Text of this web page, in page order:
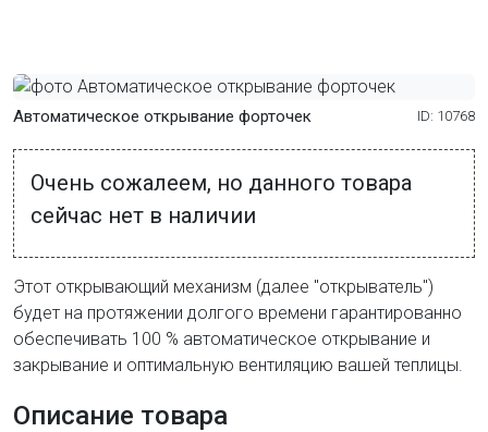
Автоматическое открывание форточек ID: 10768
Очень сожалеем, но данного товара
сейчас нет в наличии
Этот открывающий механизм (далее "открыватель")
будет на протяжении долгого времени гарантированно
обеспечивать 100 % автоматическое открывание и
закрывание и оптимальную вентиляцию вашей теплицы.
Описание товара